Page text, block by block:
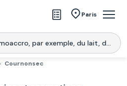
Paris
Cournonsec